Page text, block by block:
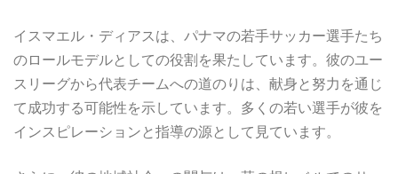
イスマエル・ディアスは、パナマの若手サッカー選手たち
のロールモデルとしての役割を果たしています。彼のユー
スリーグから代表チームへの道のりは、献身と努力を通じ
て成功する可能性を示しています。多くの若い選手が彼を
インスピレーションと指導の源として見ています。